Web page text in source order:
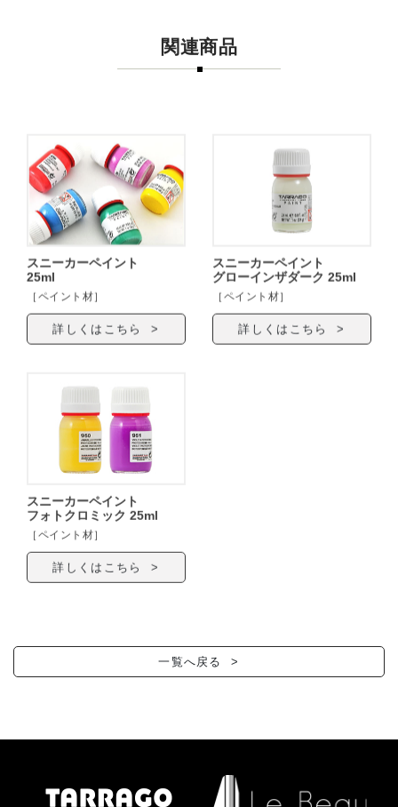
関連商品
スニーカーペイント
25ml
［ペイント材］
詳しくはこちら >
スニーカーペイント
グローインザダーク 25ml
［ペイント材］
詳しくはこちら >
スニーカーペイント
フォトクロミック 25ml
［ペイント材］
詳しくはこちら >
一覧へ戻る >